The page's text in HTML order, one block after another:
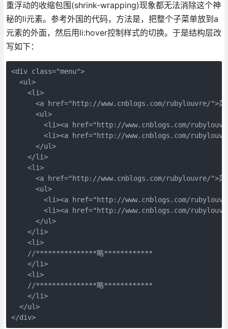
重浮动的收缩包围(shrink-wrapping)现象都无法消除这个神
秘的li元素。参考外国的代码，方法是，把整个子菜单放到a
元素的外面，然后用li:hover控制样式的切换。于是结构层改
写如下：
<div class="menu">
  <ul>
    <li>
<a href="http://www.cnblogs.com/rubylouvre/">菜
      <ul>
<li><a href="http://www.cnblogs.com/
<li><a href="http://www.cnblogs.com/
      </ul>
    </li>
    <li>
<a href="http://www.cnblogs.com/rubylouvre/">菜
      <ul>
<li><a href="http://www.cnblogs.com/
<li><a href="http://www.cnblogs.com/
      </ul>
    </li>
    <li>
    //***************略************
    </li>
    <li>
    //***************略************
    </li>
  </ul>
</div>